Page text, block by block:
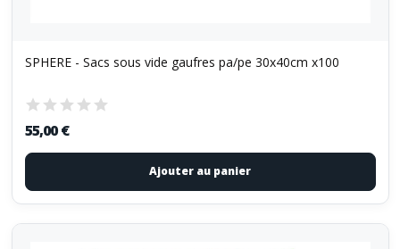
SPHERE - Sacs sous vide gaufres pa/pe 30x40cm x100
55,00 €
Ajouter au panier